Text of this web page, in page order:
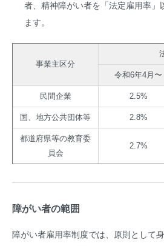
ご利用状況
よくあるご質問
就職事例
者、精神障がい者を「法定雇用率」
ます。
事業主区分
令和6年4月〜
民間企業 2.5%
国、地方公共団体等 2.8%
都道府県等の教育委
員会
2.7%
障がい者の範囲
障がい者雇用率制度では、原則として